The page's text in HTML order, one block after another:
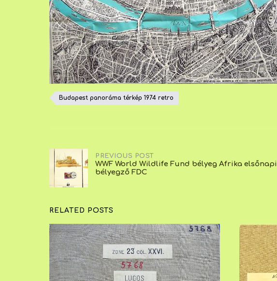
Budapest panoráma térkép 1974 retro
Post
navigation
PREVIOUS POST
WWF World Wildlife Fund bélyeg Afrika elsőnapi
bélyegző FDC
RELATED POSTS